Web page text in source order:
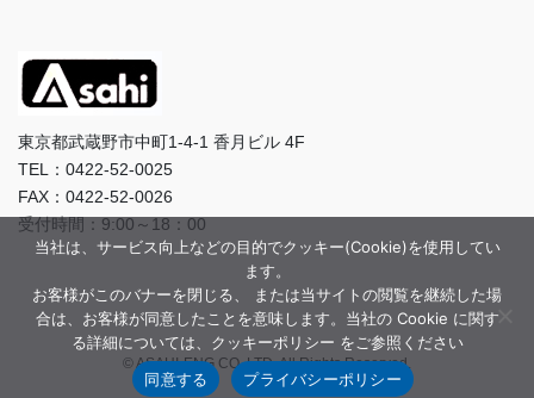
東京都武蔵野市中町1-4-1 香月ビル 4F
TEL：0422-52-0025
FAX：0422-52-0026
受付時間：9:00～18：00
© ASAHI-ENG CO.,LTD. All Rights Reserved.
当社は、サービス向上などの目的でクッキー(Cookie)を使用してい
ます。
お客様がこのバナーを閉じる、 または当サイトの閲覧を継続した場
合は、お客様が同意したことを意味します。当社の Cookie に関す
る詳細については、クッキーポリシー をご参照ください
同意する
プライバシーポリシー